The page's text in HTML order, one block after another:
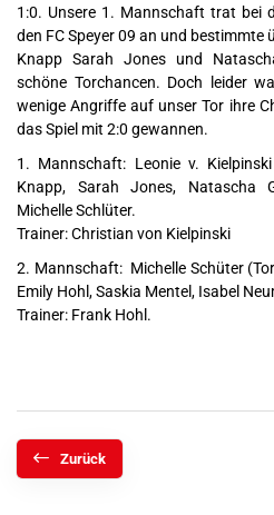
1:0. Unsere 1. Mannschaft trat bei
den FC Speyer 09 an und bestimmte
Knapp Sarah Jones und
schöne Torchancen. Doch leider
wenige Angriffe auf unser Tor ihre
das Spiel mit 2:0 gewannen.
1. Mannschaft: Leonie v.
Knapp, Sarah Jones, Natascha
Michelle Schlüter.
Trainer: Christian von Kielpinski
2. Mannschaft: Michelle Schüter
Emily Hohl, Saskia Mentel, Isabel
Trainer: Frank Hohl.
Zurück